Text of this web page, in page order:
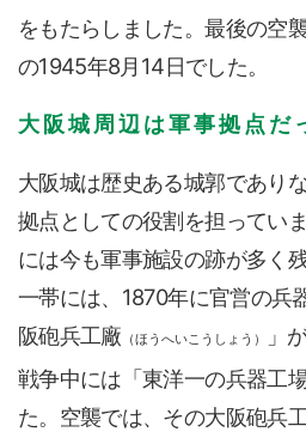
をもたらしました。最後の空
の1945年8月14日でした。
大阪城周辺は軍事拠点だ
大阪城は歴史ある城郭であり
拠点としての役割を担ってい
には今も軍事施設の跡が多く
一帯には、1870年に官営の兵
阪砲兵工廠 （ほうへいこうしょう）
」
戦争中には「東洋一の兵器工
た。空襲では、その大阪砲兵